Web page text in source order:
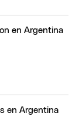
en Argentina
en Argentina